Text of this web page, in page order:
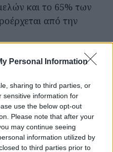
Personal Information
sharing to third parties, or
sensitive information for
use the below opt-out
Please note that after your
may continue seeing
information utilized by
to third parties prior to
και το 65% των
από την
έδρα του πρώτου
προμήθεια οχημάτων
και Lexus στη
Πολωνία, τη
την Τσεχική
της Κεντρικής